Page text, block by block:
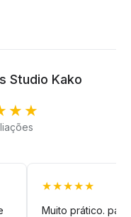
Studio Kako
★★★★★
Muito prático.